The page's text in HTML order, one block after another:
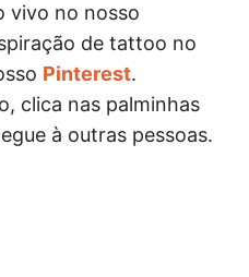
vivo no nosso
de tattoo no
Pinterest.
clica nas palminhas
à outras pessoas.